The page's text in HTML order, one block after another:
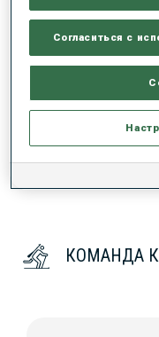
КОМАНДА
Согласиться с